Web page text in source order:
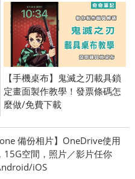
【手機桌布】鬼滅之刃載具鎖
定畫面製作教學！發票條碼怎
麼做/免費下載
備份相片】OneDrive使用
15G空間，照片／影片任你
iOS